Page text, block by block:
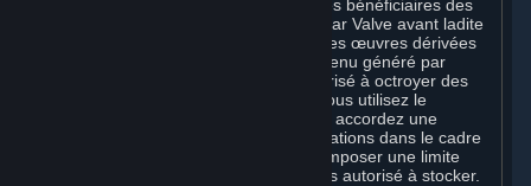
ladite licence n'affecte pas les droits des bénéficiaires des
éventuelles sous-licences concédées par Valve avant ladite
résiliation. Valve est seul propriétaire des œuvres dérivées
créées par Valve à partir de votre Contenu généré par
l'utilisateur, et est par conséquent autorisé à octroyer des
licences sur ces œuvres dérivées. Si vous utilisez le
stockage en cloud de Valve, vous nous accordez une
autorisation de stockage de vos informations dans le cadre
de ce service. Valve est susceptible d'imposer une limite
aux volumes de données que vous êtes autorisé à stocker.